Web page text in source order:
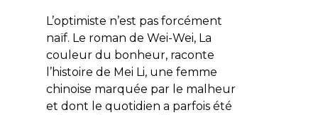
L’optimiste n’est pas forcément
naïf. Le roman de Wei-Wei, La
couleur du bonheur, raconte
l’histoire de Mei Li, une femme
chinoise marquée par le malheur
et dont le quotidien a parfois été